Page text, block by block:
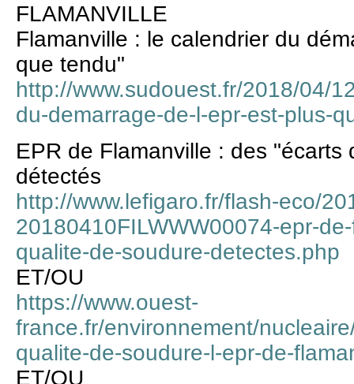
FLAMANVILLE
Flamanville : le calendrier du
que tendu"
http://www.sudouest.fr/2018/04/
du-demarrage-de-l-epr-est-plus-
EPR de Flamanville : des "écarts
détectés
http://www.lefigaro.fr/flash-eco/
20180410FILWWW00074-epr-
qualite-de-soudure-detectes.php
ET/OU
https://www.ouest-
france.fr/environnement/
qualite-de-soudure-l-epr-de-
ET/OU